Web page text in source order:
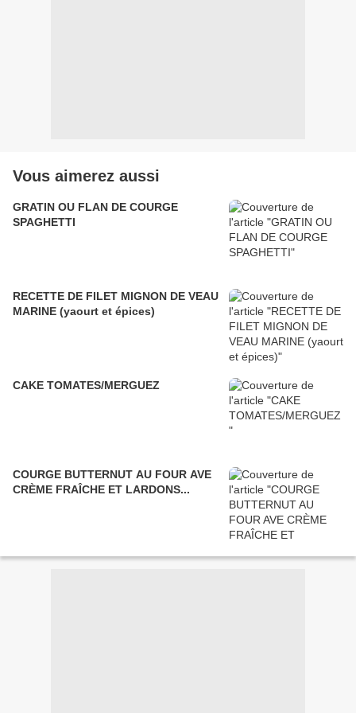
Vous aimerez aussi
GRATIN OU FLAN DE COURGE
SPAGHETTI
RECETTE DE FILET MIGNON DE VEAU
MARINE (yaourt et épices)
CAKE TOMATES/MERGUEZ
COURGE BUTTERNUT AU FOUR AVE
CRÈME FRAÎCHE ET LARDONS...